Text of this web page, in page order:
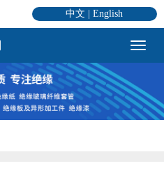
中文 |English